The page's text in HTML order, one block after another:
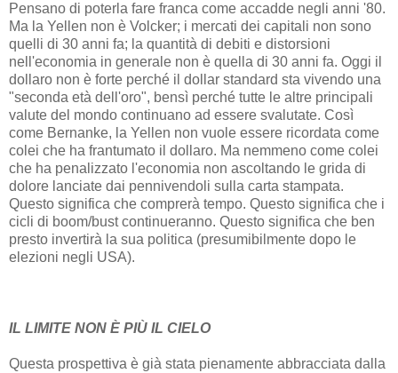
Pensano di poterla fare franca come accadde negli anni '80.
Ma la Yellen non è Volcker; i mercati dei capitali non sono
quelli di 30 anni fa; la quantità di debiti e distorsioni
nell'economia in generale non è quella di 30 anni fa. Oggi il
dollaro non è forte perché il dollar standard sta vivendo una
"seconda età dell'oro", bensì perché tutte le altre principali
valute del mondo continuano ad essere svalutate. Così
come Bernanke, la Yellen non vuole essere ricordata come
colei che ha frantumato il dollaro. Ma nemmeno come colei
che ha penalizzato l'economia non ascoltando le grida di
dolore lanciate dai pennivendoli sulla carta stampata.
Questo significa che comprerà tempo. Questo significa che i
cicli di boom/bust continueranno. Questo significa che ben
presto invertirà la sua politica (presumibilmente dopo le
elezioni negli USA).
IL LIMITE NON È PIÙ IL CIELO
Questa prospettiva è già stata pienamente abbracciata dalla